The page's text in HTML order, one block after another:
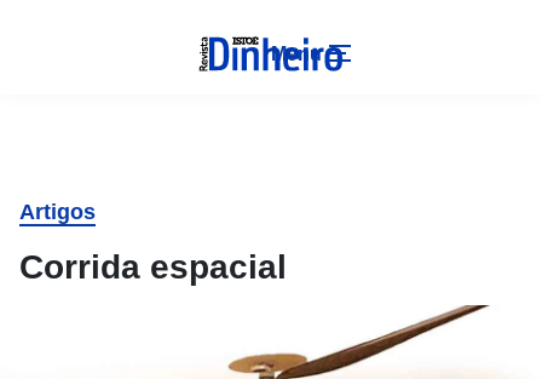
Menu
Artigos
Corrida espacial